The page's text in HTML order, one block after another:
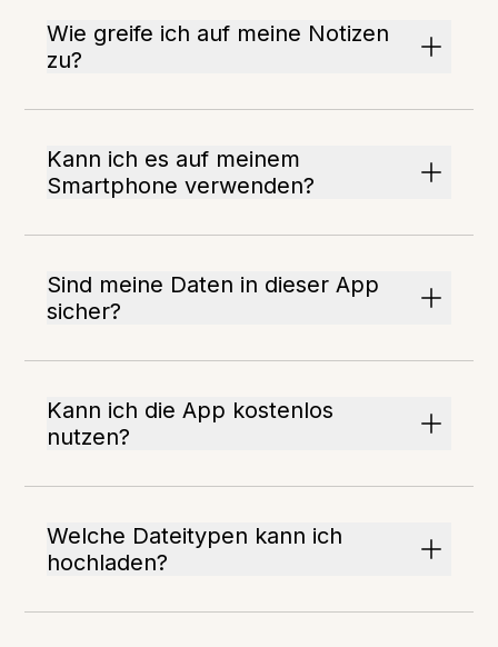
Wie greife ich auf meine Notizen
zu?
Kann ich es auf meinem
Smartphone verwenden?
Sind meine Daten in dieser App
sicher?
Kann ich die App kostenlos
nutzen?
Welche Dateitypen kann ich
hochladen?